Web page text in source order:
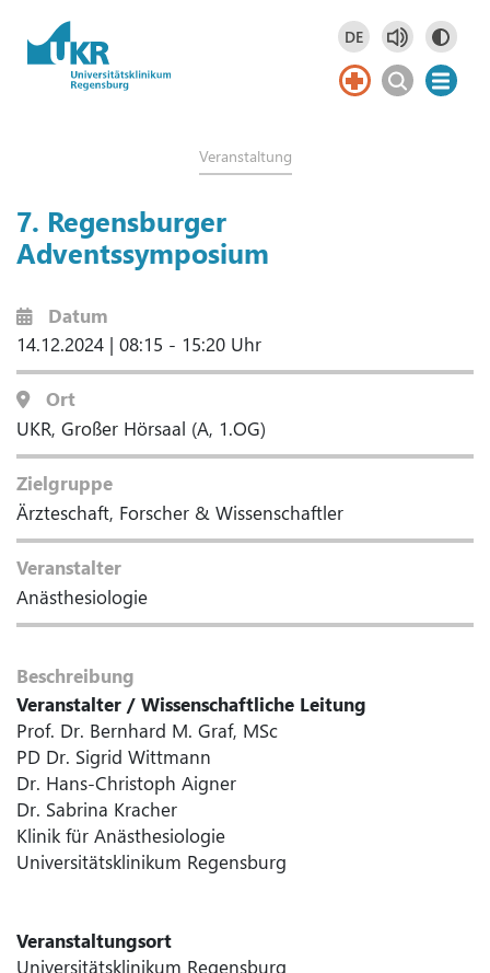
Springe zum Hauptinhalt DE
Deutsch
DE
Veranstaltung
7. Regensburger
Adventssymposium
Datum
14.12.2024 | 08:15 - 15:20 Uhr
Ort
UKR, Großer Hörsaal (A, 1.OG)
Zielgruppe
Ärzteschaft, Forscher & Wissenschaftler
Veranstalter
Anästhesiologie
Beschreibung
Veranstalter / Wissenschaftliche Leitung
Prof. Dr. Bernhard M. Graf, MSc
PD Dr. Sigrid Wittmann
Dr. Hans-Christoph Aigner
Dr. Sabrina Kracher
Klinik für Anästhesiologie
Universitätsklinikum Regensburg
Veranstaltungsort
Universitätsklinikum Regensburg